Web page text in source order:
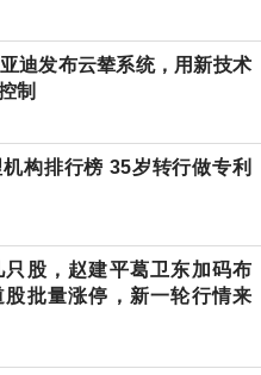
亚迪发布云辇系统，用新技术
制
构排行榜 35岁转行做专利
只股，赵建平葛卫东加码布
股批量涨停，新一轮行情来